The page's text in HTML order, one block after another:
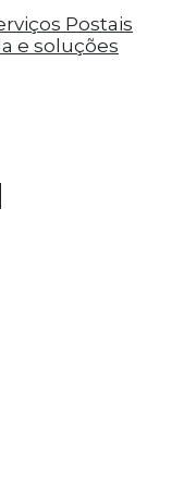
para
que eles
da
Postais
e soluções